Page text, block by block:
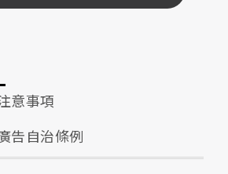
意事項
告自治條例